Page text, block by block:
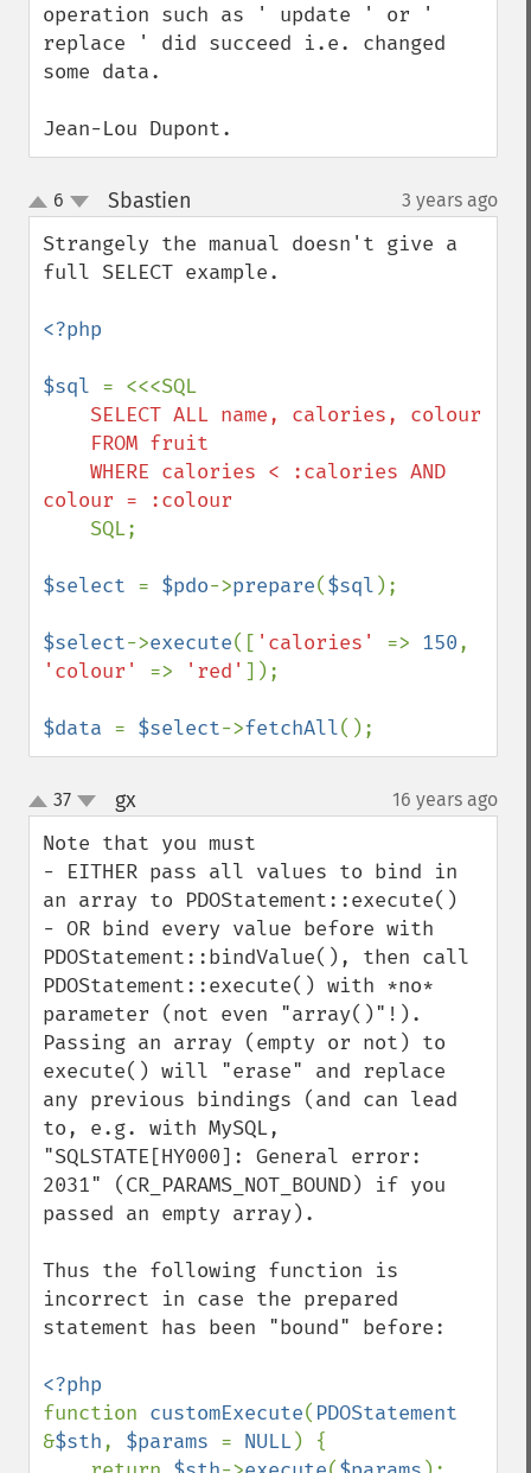
operation such as ' update ' or '
replace ' did succeed i.e. changed
some data.
Jean-Lou Dupont.
up
down
6 Sbastien 3 years ago
Strangely the manual doesn't give a
full SELECT example.
<?php
$sql
$select = $pdo->prepare($sql );
$select->execute([ 'calories' => 150
'colour' => 'red' ]);
$data = $select->fetchAll();
up
down
37 gx¶ 16 years ago
Note that you must
- EITHER pass all values to bind in
an array to PDOStatement::execute()
- OR bind every value before with
PDOStatement::bindValue(), then call
PDOStatement::execute() with *no*
parameter (not even "array()"!).
Passing an array (empty or not) to
execute() will "erase" and replace
any previous bindings (and can lead
to, e.g. with MySQL,
"SQLSTATE[HY000]: General error:
2031" (CR_PARAMS_NOT_BOUND) if you
passed an empty array).
Thus the following function is
incorrect in case the prepared
statement has been "bound" before:
function customExecute(
&$sth, $params = NULL) {